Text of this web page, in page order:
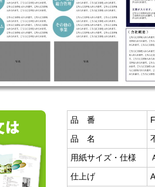
品 番
品 名
用紙サイズ・仕様
仕上げ